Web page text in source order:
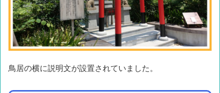
鳥居の横に説明文が設置されていました。